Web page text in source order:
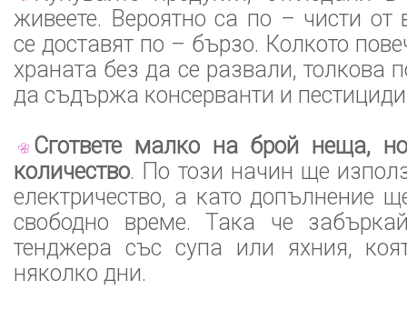
живеете. Вероятно са по – чисти от
се доставят по – бързо. Колкото
храната без да се развали, толкова
да съдържа консерванти и
Сгответе малко на брой неща,
количество. По този начин ще
електричество, а като допълнение
свободно време. Така че
тенджера със супа или яхния,
няколко дни.